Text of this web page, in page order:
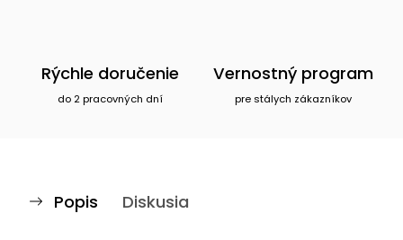
Rýchle doručenie
do 2 pracovných dní
Vernostný program
pre stálych zákazníkov
Popis Diskusia